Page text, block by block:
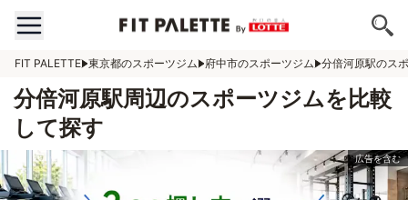
FIT PALETTE 東京都のスポーツジム 府中市のスポーツジム 分倍河原駅のス
分倍河原駅周辺のスポーツジムを比較
して探す